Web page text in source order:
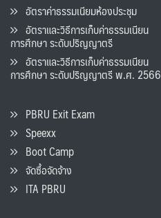
อัตราค่าธรรมเนียมห้องประชุม
อัตราและวิธีการเก็บค่าธรรมเนียน
การศึกษา ระดับปริญญาตรี
อัตราและวิธีการเก็บค่าธรรมเนียน
การศึกษา ระดับปริญญาตรี พ.ศ. 2566
PBRU Exit Exam
Speexx
Boot Camp
จัดซื้อจัดจ้าง
ITA PBRU